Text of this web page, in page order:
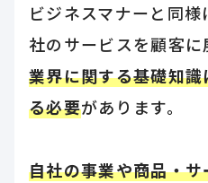
ビジネスマナーと同
社のサービスを顧客に
業界に関する基礎知
る必要があります。
自社の事業や商品・